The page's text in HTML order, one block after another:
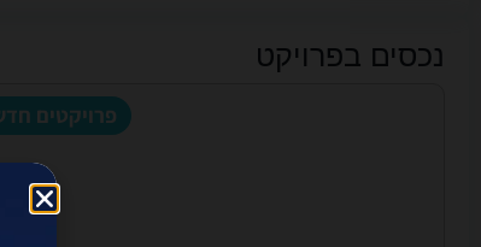
נכסים בפרויקט
פרויקטים